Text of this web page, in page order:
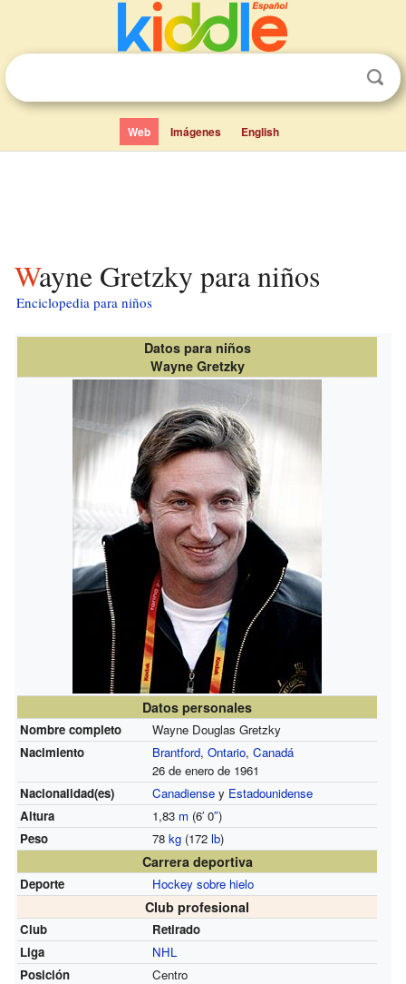
Web Imágenes English
Wayne Gretzky para niños
Enciclopedia para niños
Datos para niños
Wayne Gretzky
Datos personales
Nombre completo
Wayne Douglas Gretzky
Nacimiento
Brantford, Ontario, Canadá
26 de enero de 1961
Nacionalidad(es)
Canadiensey Estadounidense
Altura
1,83 m (6′0″)
Peso
78 kg(172 lb)
Carrera deportiva
Deporte Hockey sobre hielo
Club profesional
Club
Retirado
Liga
NHL
Posición
Centro